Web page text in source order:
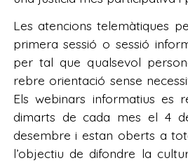
Les atencions telemàtiques
primera sessió o sessió
per tal que qualsevol
rebre orientació sense
Els webinars informatius es
dimarts de cada mes el 4
desembre i estan oberts a
l’objectiu de difondre la